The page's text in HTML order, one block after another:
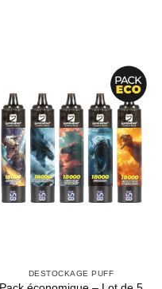
DESTOCKAGE PUFF